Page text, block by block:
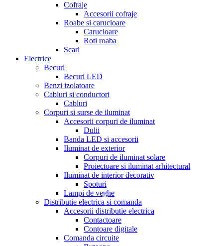
Cofraje
Accesorii cofraje
Roabe si carucioare
Carucioare
Roti roaba
Scari
Electrice
Becuri
Becuri LED
Benzi izolatoare
Cabluri si conductori
Cabluri
Corpuri si surse de iluminat
Accesorii corpuri de iluminat
Dulii
Banda LED si accesorii
Iluminat de exterior
Corpuri de iluminat solare
Proiectoare si iluminat arhitectural
Iluminat de interior decorativ
Spoturi
Lampi de veghe
Distributie electrica si comanda
Accesorii distributie electrica
Contactoare
Contoare digitale
Comanda circuite